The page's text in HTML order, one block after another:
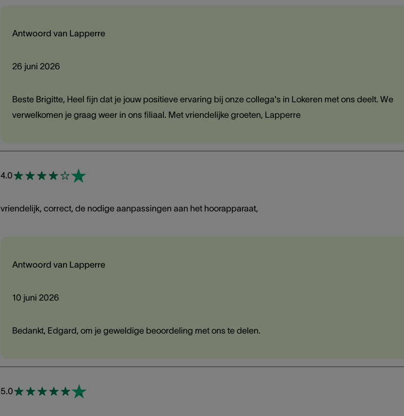
Antwoord van Lapperre
26 juni 2026
Beste Brigitte, Heel fijn dat je jouw positieve ervaring bij onze collega's in Lokeren met ons deelt. We
verwelkomen je graag weer in ons filiaal. Met vriendelijke groeten, Lapperre
4.0
vriendelijk, correct, de nodige aanpassingen aan het hoorapparaat,
Antwoord van Lapperre
10 juni 2026
Bedankt, Edgard, om je geweldige beoordeling met ons te delen.
5.0